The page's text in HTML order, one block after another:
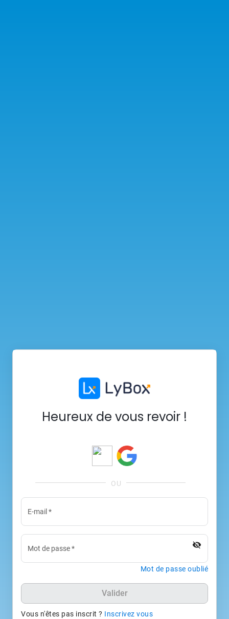
Heureux de vous revoir !
E-mail *
Mot de passe* visibility_off
Mot de passe oublié
Valider
Vous n'êtes pas inscrit ? Inscrivez vous